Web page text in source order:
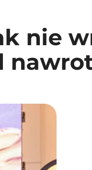
nie